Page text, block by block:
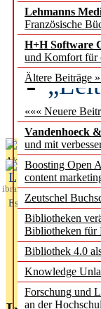
Lehmanns
Französische
H+H Software
und Komfort für
Ältere Beiträge
««« Neuere
Vandenhoeck
und mit
Boosting Open
content
Zeutschel
Bibliotheken
Bibliotheken für
Bibliothek 4.0
Knowledge
Forschung und
an der
des
Aktuelles aus
L
ibrary
Essentials